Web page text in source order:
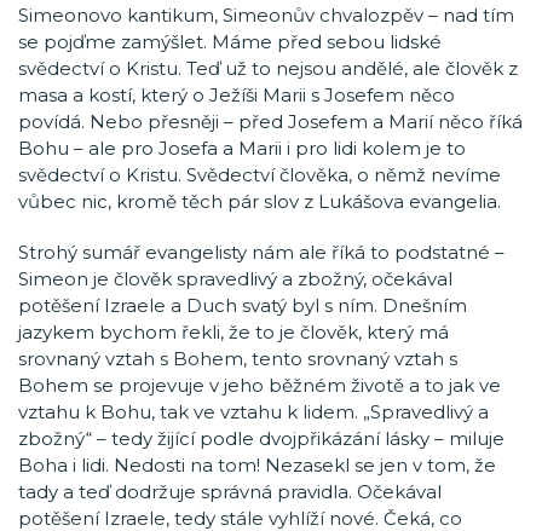
Simeonovo kantikum, Simeonův chvalozpěv – nad tím
se pojďme zamýšlet. Máme před sebou lidské
svědectví o Kristu. Teď už to nejsou andělé, ale člověk z
masa a kostí, který o Ježíši Marii s Josefem něco
povídá. Nebo přesněji – před Josefem a Marií něco říká
Bohu – ale pro Josefa a Marii i pro lidi kolem je to
svědectví o Kristu. Svědectví člověka, o němž nevíme
vůbec nic, kromě těch pár slov z Lukášova evangelia.
Strohý sumář evangelisty nám ale říká to podstatné –
Simeon je člověk spravedlivý a zbožný, očekával
potěšení Izraele a Duch svatý byl s ním. Dnešním
jazykem bychom řekli, že to je člověk, který má
srovnaný vztah s Bohem, tento srovnaný vztah s
Bohem se projevuje v jeho běžném životě a to jak ve
vztahu k Bohu, tak ve vztahu k lidem. „Spravedlivý a
zbožný“ – tedy žijící podle dvojpřikázání lásky – miluje
Boha i lidi. Nedosti na tom! Nezasekl se jen v tom, že
tady a teď dodržuje správná pravidla. Očekával
potěšení Izraele, tedy stále vyhlíží nové. Čeká, co